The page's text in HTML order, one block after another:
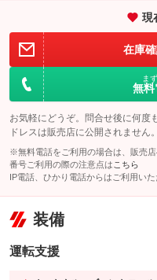
現
在庫
ま
無料
お気軽にどうぞ。問合せ後に何度
ドレスは販売店に公開されません。
※無料電話をご利用の場合は、販売
番号ご利用の際の注意点は こちら
IP電話、ひかり電話からはご利用いた
装備
運転支援